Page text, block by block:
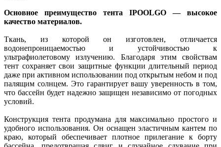
Основное преимущество тента IPOOLGO — высокое
качество материалов.
Ткань, из которой он изготовлен, отличается
водонепроницаемостью и устойчивостью к
ультрафиолетовому излучению. Благодаря этим свойствам
тент сохраняет свои защитные функции длительный период
даже при активном использовании под открытым небом и под
палящим солнцем. Это гарантирует вашу уверенность в том,
что бассейн будет надежно защищен независимо от погодных
условий.
Конструкция тента продумана для максимально простого и
удобного использования. Он оснащен эластичным кантем по
краю, который обеспечивает плотное прилегание к борту